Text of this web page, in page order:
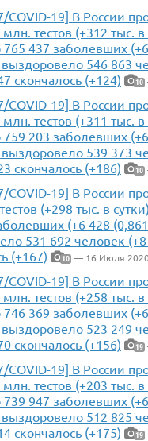
COVID-19] В России
тестов (+312 тыс. в
437 заболевших
выздоровело 546 863
скончалось (+124)
10
COVID-19] В России
тестов (+311 тыс. в
203 заболевших
выздоровело 539 373
скончалось (+186)
10
COVID-19] В России
(+298 тыс. в
(+6 428
531 692 человек
(+167)
10 — 16 Июля 2020
COVID-19] В России
тестов (+258 тыс. в
369 заболевших
выздоровело 523 249
скончалось (+156)
19
COVID-19] В России
тестов (+203 тыс. в
947 заболевших
выздоровело 512 825
скончалось (+175)
19